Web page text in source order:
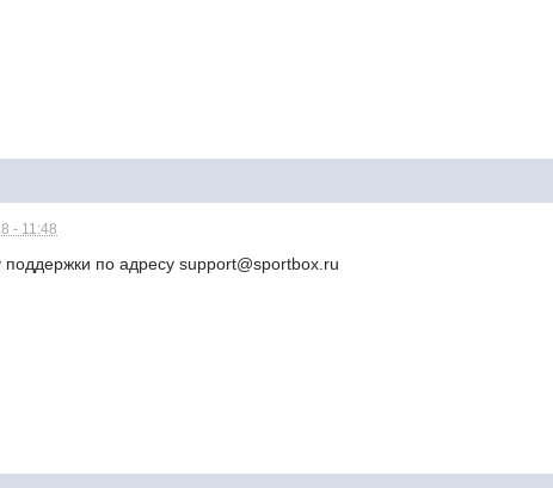
- 11:48
по адресу support@sportbox.ru